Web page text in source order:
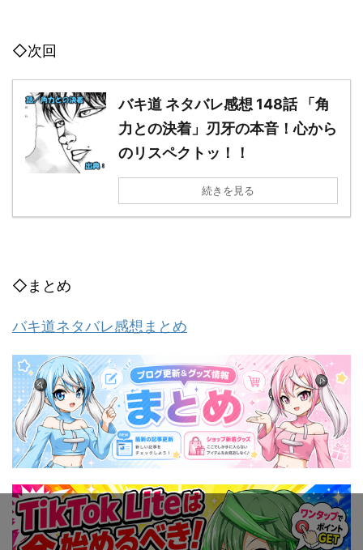
◇次回
バキ道 ネタバレ感想 148話 「角
力との決着」刃牙の本音！心から
のリスペクトッ！！
続きを見る
◇まとめ
バキ道ネタバレ感想まとめ